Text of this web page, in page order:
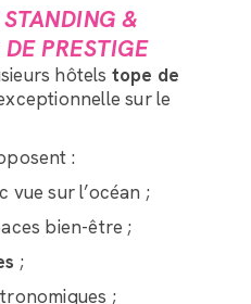
&
PRESTIGE
hôtels tope de
sur le
:
vue sur l’océan ;
bien-être ;
;
;